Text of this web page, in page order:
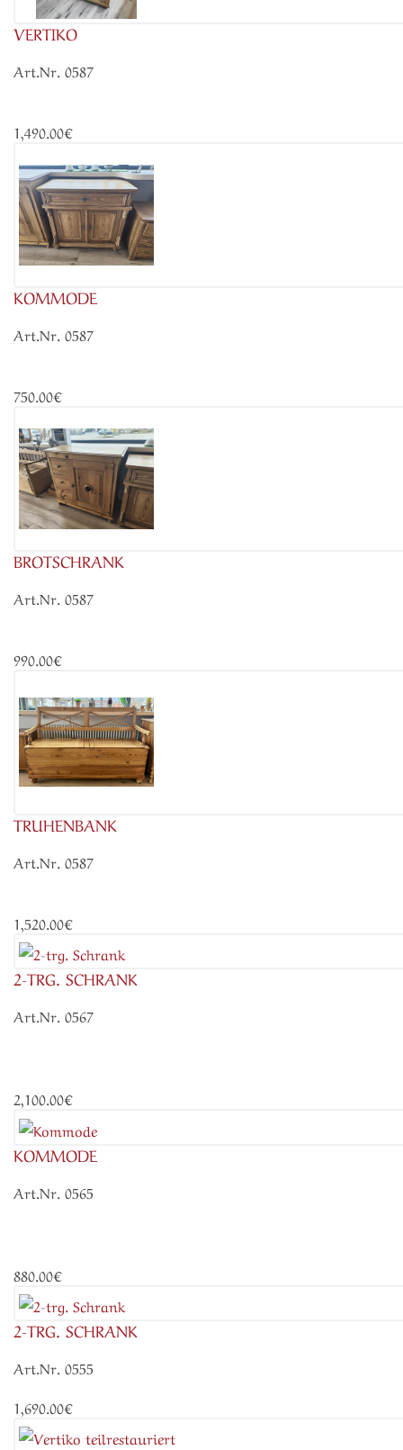
VERTIKO
Art.Nr. 0587
1,490.00€
KOMMODE
Art.Nr. 0587
750.00€
BROTSCHRANK
Art.Nr. 0587
990.00€
TRUHENBANK
Art.Nr. 0587
1,520.00€
2-TRG. SCHRANK
Art.Nr. 0567
2,100.00€
KOMMODE
Art.Nr. 0565
880.00€
2-TRG. SCHRANK
Art.Nr. 0555
1,690.00€